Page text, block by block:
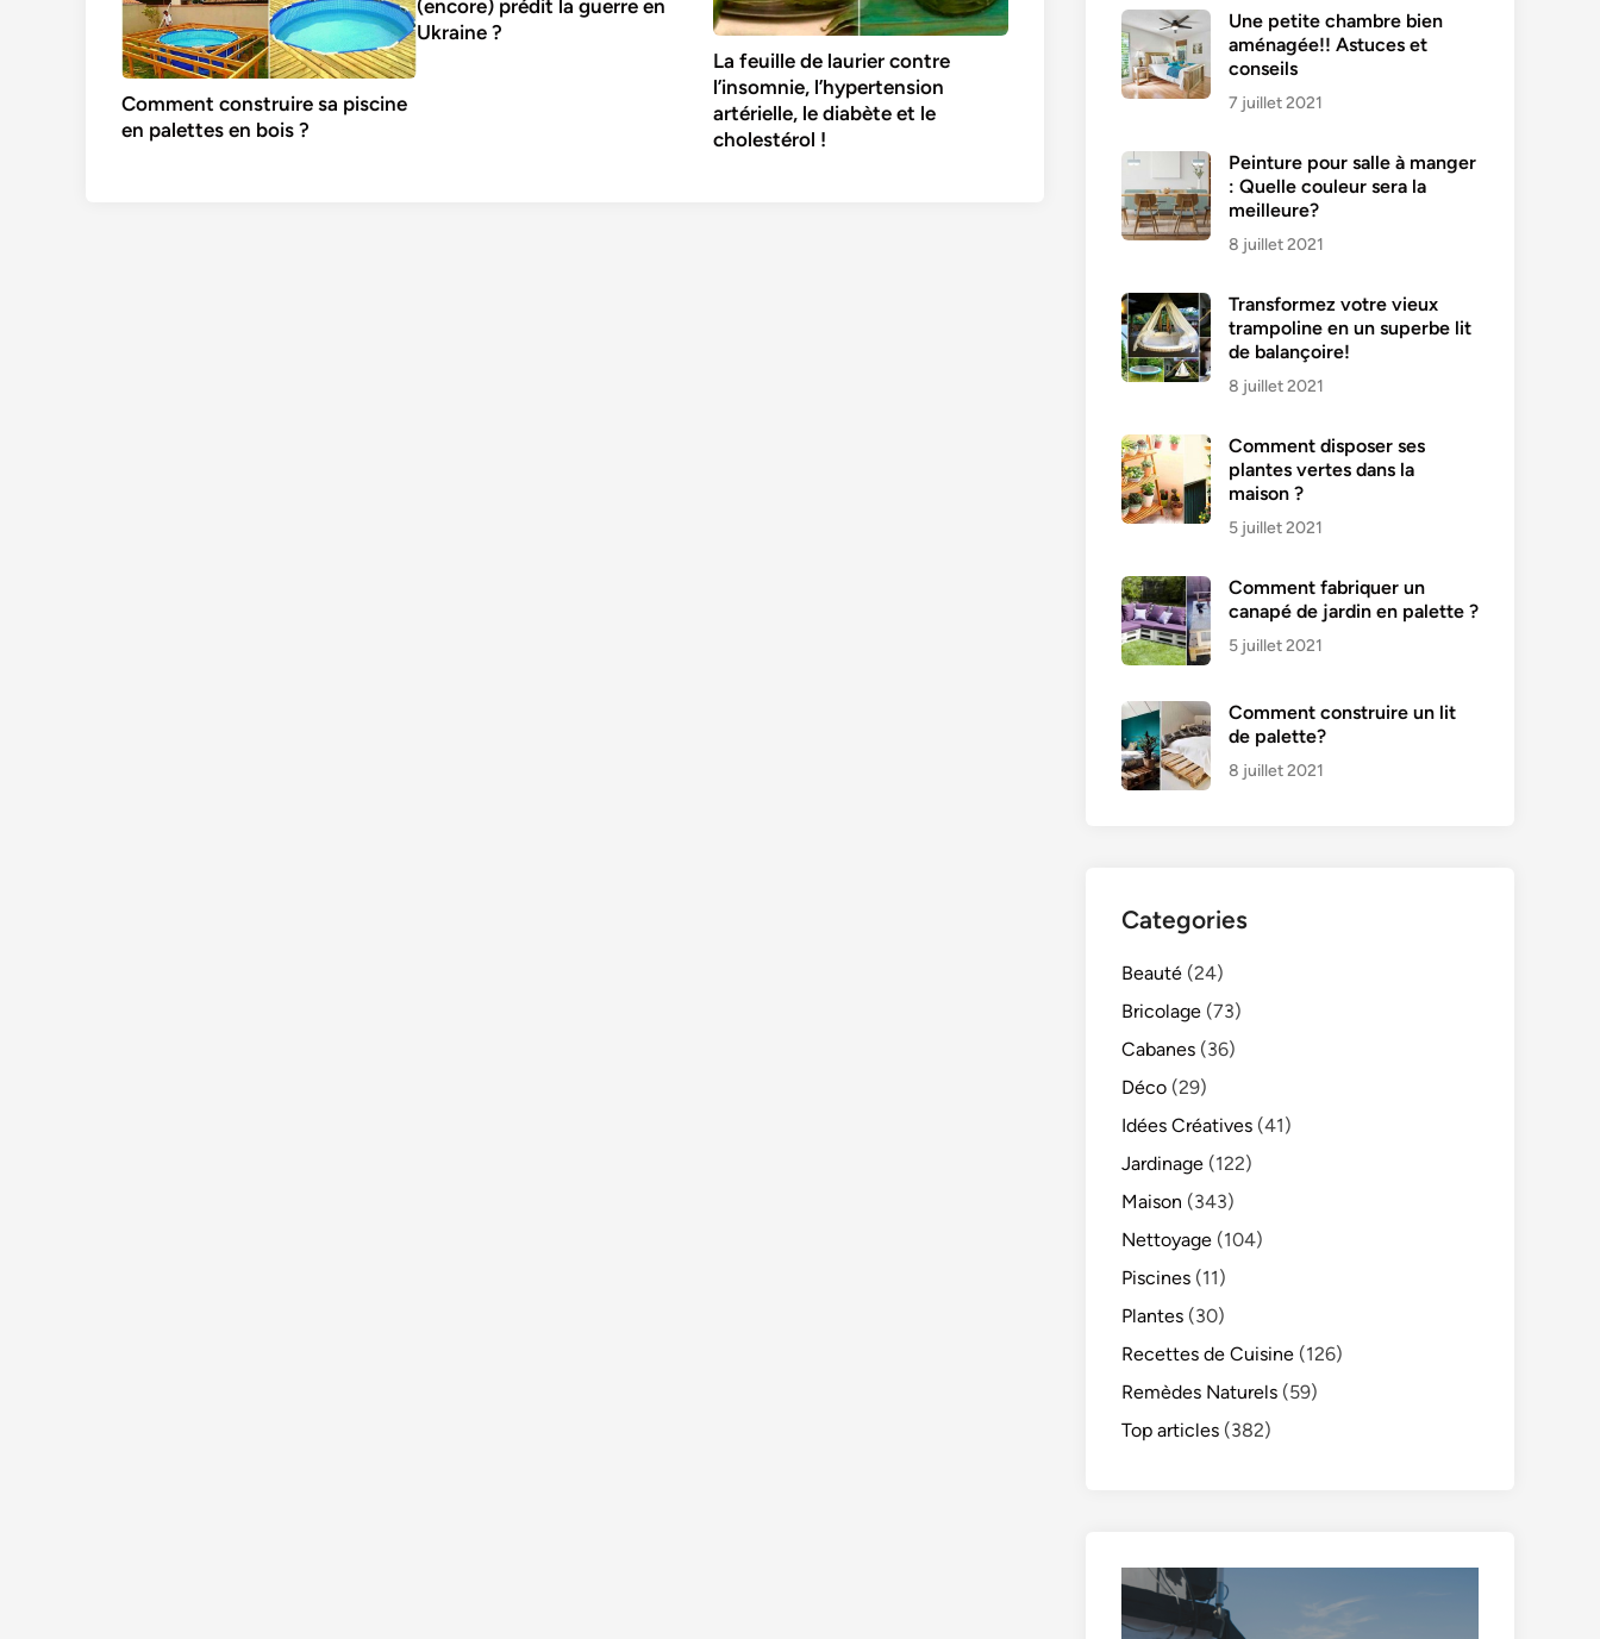
Comment construire sa piscine
en palettes en bois ?
(encore) prédit la guerre en
Ukraine ?
La feuille de laurier contre
l’insomnie, l’hypertension
artérielle, le diabète et le
cholestérol !
Une petite chambre bien
aménagée!! Astuces et
conseils
7 juillet 2021
Peinture pour salle à manger
: Quelle couleur sera la
meilleure?
8 juillet 2021
Transformez votre vieux
trampoline en un superbe lit
de balançoire!
8 juillet 2021
Comment disposer ses
plantes vertes dans la
maison ?
5 juillet 2021
Comment fabriquer un
canapé de jardin en palette ?
5 juillet 2021
Comment construire un lit
de palette?
8 juillet 2021
Categories
Beauté (24)
Bricolage (73)
Cabanes (36)
Déco (29)
Idées Créatives (41)
Jardinage (122)
Maison (343)
Nettoyage (104)
Piscines (11)
Plantes (30)
Recettes de Cuisine (126)
Remèdes Naturels (59)
Top articles (382)